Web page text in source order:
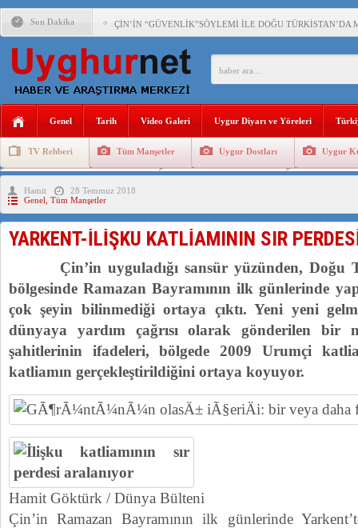
Son Dakika ÇİN’İN “GÜVENLİK”SÖYLEMİ İLE DOĞU TÜRKİSTAN’DA
PAKİSTAN,AFGANİSTAN’DA YAŞAYAN UYGURLARA
ANAHTAR PARTİ GENEL BAŞKANI AĞIRALİOĞLU :
ÇİN’İN DOĞU TÜRKİSTAN’DAKİ UYGULAMALARI
150 YILDIR KAYNAYAN YARAMIZ : ÇİN İŞGALİNDEKİ
Genel Tarih Video Galeri Uygur Diyarı ve Yöreleri
TV Rehberi Tüm Manşetler Uygur Dostları Uygur
Uygurlarda Düğün ve Cenaze
Hamit
28 Temmuz 2018
Genel Tüm Manşetler
YARKENT-İLİŞKU KATLİAMININ SIR
Çin’in uyguladığı sansür yüzünden, Doğu
bölgesinde Ramazan Bayramının ilk günlerinde
çok şeyin bilinmediği ortaya çıktı. Yeni yeni
dünyaya yardım çağrısı olarak gönderilen bir
şahitlerinin ifadeleri, bölgede 2009 Urumçi
katliamın gerçekleştirildiğini ortaya koyuyor.
Hamit Göktürk / Dünya Bülteni
Çin’in Ramazan Bayramının ilk günlerinde